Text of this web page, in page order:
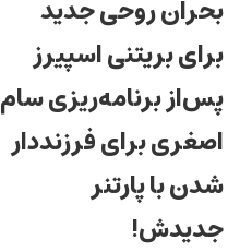
بحران روحی جدید
برای بریتنی اسپیرز
پس‌از برنامه‌ریزی سام
اصغری برای فرزنددار
شدن با پارتنر
جدیدش!